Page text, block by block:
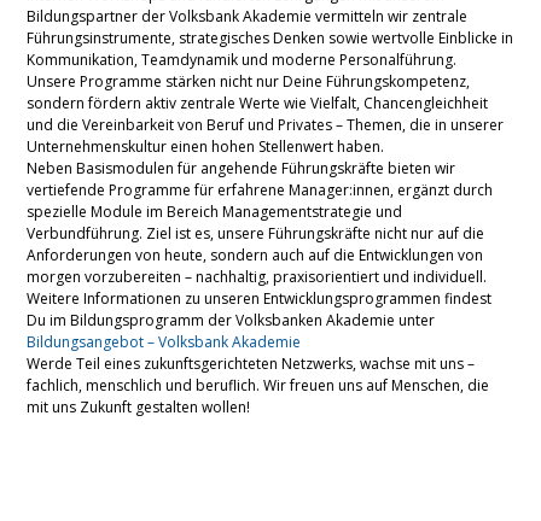
Bildungspartner der Volksbank Akademie vermitteln wir zentrale
Führungsinstrumente, strategisches Denken sowie wertvolle Einblicke in
Kommunikation, Teamdynamik und moderne Personalführung.
Unsere Programme stärken nicht nur Deine Führungskompetenz,
sondern fördern aktiv zentrale Werte wie Vielfalt, Chancengleichheit
und die Vereinbarkeit von Beruf und Privates – Themen, die in unserer
Unternehmenskultur einen hohen Stellenwert haben.
Neben Basismodulen für angehende Führungskräfte bieten wir
vertiefende Programme für erfahrene Manager:innen, ergänzt durch
spezielle Module im Bereich Managementstrategie und
Verbundführung. Ziel ist es, unsere Führungskräfte nicht nur auf die
Anforderungen von heute, sondern auch auf die Entwicklungen von
morgen vorzubereiten – nachhaltig, praxisorientiert und individuell.
Weitere Informationen zu unseren Entwicklungsprogrammen findest
Du im Bildungsprogramm der Volksbanken Akademie unter
Bildungsangebot – Volksbank Akademie
Werde Teil eines zukunftsgerichteten Netzwerks, wachse mit uns –
fachlich, menschlich und beruflich. Wir freuen uns auf Menschen, die
mit uns Zukunft gestalten wollen!